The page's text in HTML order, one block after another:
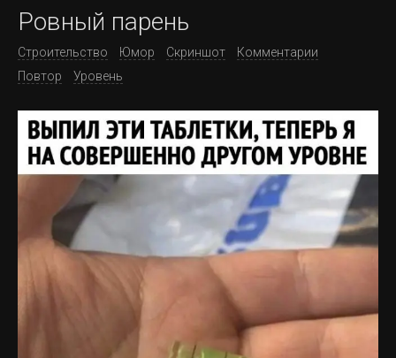
Ровный парень
Строительство Юмор Скриншот
Комментарии
Повтор
Уровень